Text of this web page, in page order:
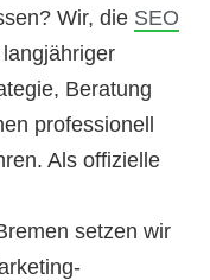
Wir, die SEO
Beratung
professionell
Als offizielle
setzen wir